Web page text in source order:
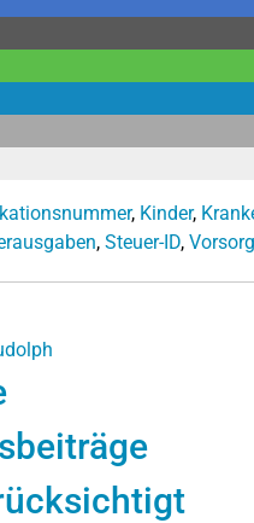
, Kinder,
, Steuer-ID,